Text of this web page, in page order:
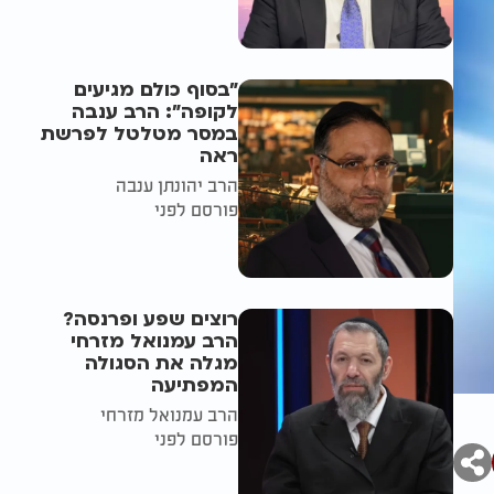
"בסוף כולם מגיעים
לקופה": הרב ענבה
במסר מטלטל לפרשת
ראה
הרב יהונתן ענבה
פורסם לפני
רוצים שפע ופרנסה?
הרב עמנואל מזרחי
מגלה את הסגולה
המפתיעה
הרב עמנואל מזרחי
פורסם לפני